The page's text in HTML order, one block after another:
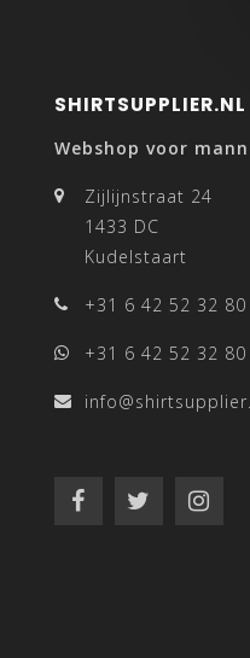
SHIRTSUPPLIER.NL
Webshop voor
Zijlijnstraat 24
1433 DC
Kudelstaart
+31 6 42 52 32 80
+31 6 42 52 32 80